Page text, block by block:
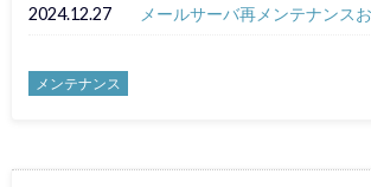
2024.12.27 メールサーバ再メンテナンス
メンテナンス